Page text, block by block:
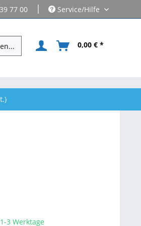
77 00 | Service/Hilfe
0,00 € *
3 Werktage